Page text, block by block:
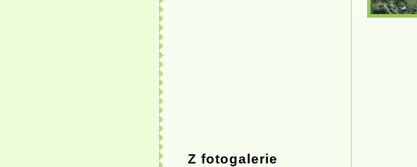
Z fotogalerie